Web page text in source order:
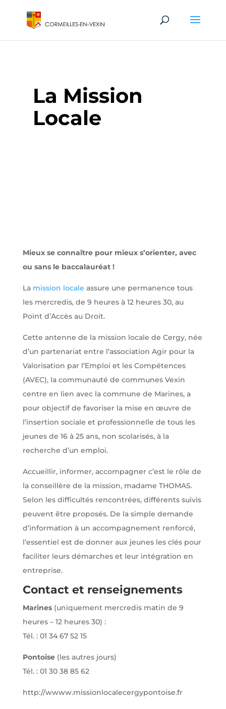
La Mission
Locale
Mieux se connaître pour mieux s’orienter, avec
ou sans le baccalauréat !
La mission locale assure une permanence tous
les mercredis, de 9 heures à 12 heures 30, au
Point d’Accès au Droit.
Cette antenne de la mission locale de Cergy, née
d’un partenariat entre l’association Agir pour la
Valorisation par l’Emploi et les Compétences
(AVEC), la communauté de communes Vexin
centre en lien avec la commune de Marines, a
pour objectif de favoriser la mise en œuvre de
l’insertion sociale et professionnelle de tous les
jeunes de 16 à 25 ans, non scolarisés, à la
recherche d’un emploi.
Accueillir, informer, accompagner c’est le rôle de
la conseillère de la mission, madame THOMAS.
Selon les difficultés rencontrées, différents suivis
peuvent être proposés. De la simple demande
d’information à un accompagnement renforcé,
l’essentiel est de donner aux jeunes les clés pour
faciliter leurs démarches et leur intégration en
entreprise.
Contact et renseignements
Marines(uniquement mercredis matin de 9
heures – 12 heures 30) :
Tél. : 01 34 67 52 15
Pontoise(les autres jours)
Tél. : 01 30 38 85 62
http://wwww.missionlocalecergypontoise.fr